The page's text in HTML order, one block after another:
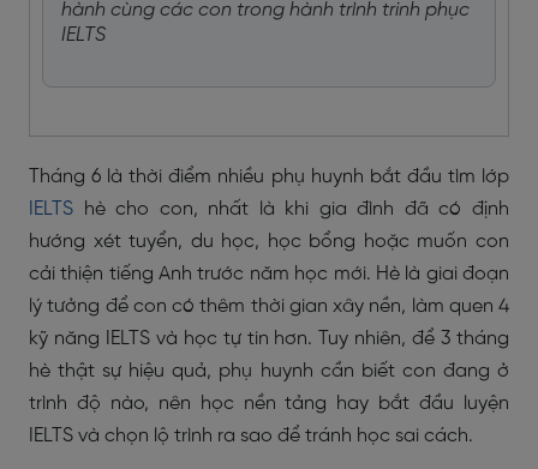
hành cùng các con trong hành trình trinh phục
IELTS
Tháng 6 là thời điểm nhiều phụ huynh bắt đầu tìm lớp
IELTS hè cho con, nhất là khi gia đình đã có định
hướng xét tuyển, du học, học bổng hoặc muốn con
cải thiện tiếng Anh trước năm học mới. Hè là giai đoạn
lý tưởng để con có thêm thời gian xây nền, làm quen 4
kỹ năng IELTS và học tự tin hơn. Tuy nhiên, để 3 tháng
hè thật sự hiệu quả, phụ huynh cần biết con đang ở
trình độ nào, nên học nền tảng hay bắt đầu luyện
IELTS và chọn lộ trình ra sao để tránh học sai cách.